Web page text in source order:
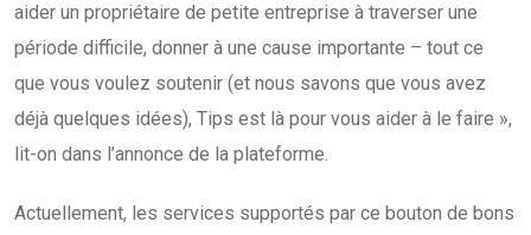
aider un propriétaire de petite entreprise à traverser une
période difficile, donner à une cause importante – tout ce
que vous voulez soutenir (et nous savons que vous avez
déjà quelques idées), Tips est là pour vous aider à le faire »,
lit-on dans l’annonce de la plateforme.
Actuellement, les services supportés par ce bouton de bons